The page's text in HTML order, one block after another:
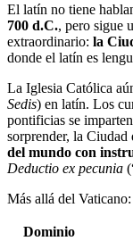
El latín no tiene
700 d.C., pero sigue
extraordinario: la
donde el latín es
La Iglesia Católica
Sedis) en latín. Los
pontificias se
sorprender, la
del mundo con
Deductio ex pecunia
Más allá del Vaticano:
Dominio